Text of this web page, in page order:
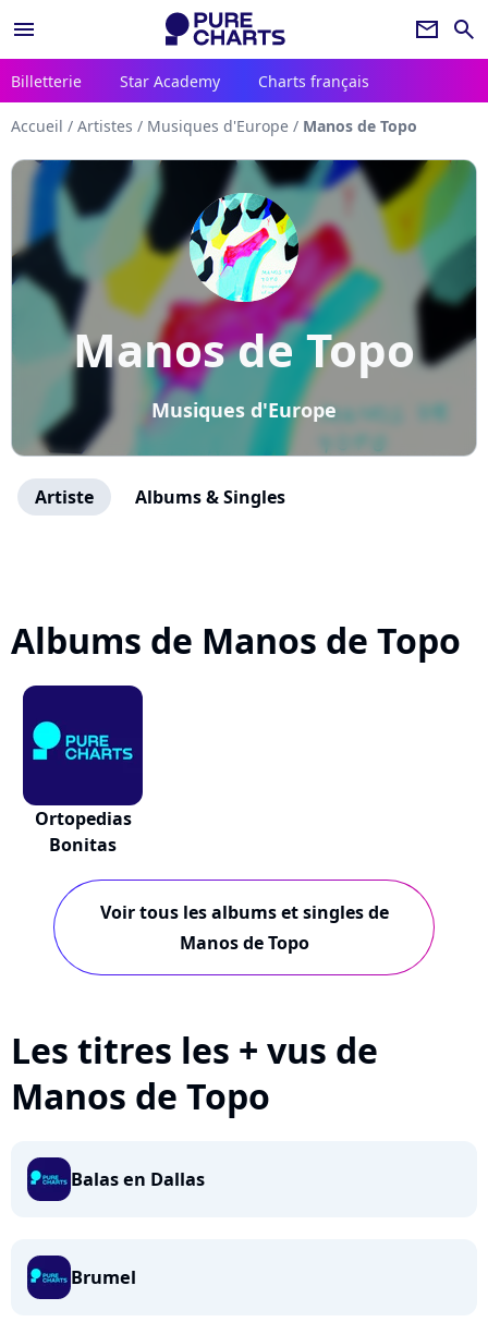
menu newsletter search
Billetterie Star Academy Charts français
Accueil / Artistes / Musiques d'Europe / Manos de Topo
Manos de Topo
Musiques d'Europe
Artiste Albums & Singles
Albums de Manos de Topo
Ortopedias
Bonitas
Voir tous les albums et singles de
Manos de Topo
Les titres les + vus de
Manos de Topo
Balas en Dallas
Brumel